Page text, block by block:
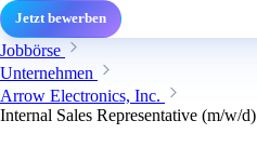
Jetzt bewerben
Jobbörse
Unternehmen
Arrow Electronics, Inc.
Internal Sales Representative (m/w/d)